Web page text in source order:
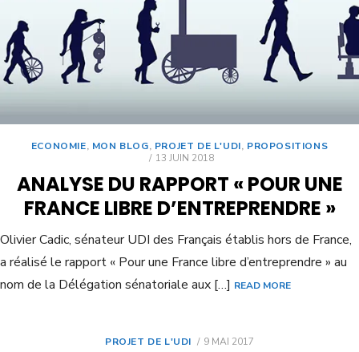
ECONOMIE, MON BLOG, PROJET DE L'UDI, PROPOSITIONS
13 JUIN 2018
ANALYSE DU RAPPORT « POUR UNE
FRANCE LIBRE D’ENTREPRENDRE »
Olivier Cadic, sénateur UDI des Français établis hors de France,
a réalisé le rapport « Pour une France libre d’entreprendre » au
nom de la Délégation sénatoriale aux […] READ MORE
PROJET DE L'UDI 9 MAI 2017